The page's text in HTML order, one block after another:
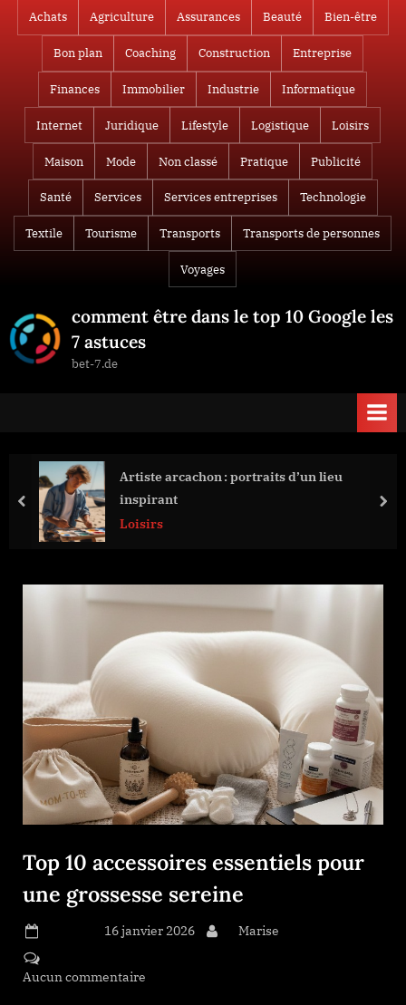
Achats Agriculture Assurances Beauté Bien-être
Bon plan Coaching Construction Entreprise
Finances Immobilier Industrie Informatique
Internet Juridique Lifestyle Logistique Loisirs
Maison Mode Non classé Pratique Publicité
Santé Services Services entreprises Technologie
Textile Tourisme Transports Transports de personnes
Voyages
comment être dans le top 10 Google les
7 astuces
bet-7.de
Artiste arcachon : portraits d’un lieu
inspirant
Loisirs
prev next
Top 10 accessoires essentiels pour
une grossesse sereine
Posted on16 janvier 2026 ByMarise
Aucun commentaire